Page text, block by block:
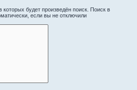
будет произведён поиск. Поиск в
если вы не отключили